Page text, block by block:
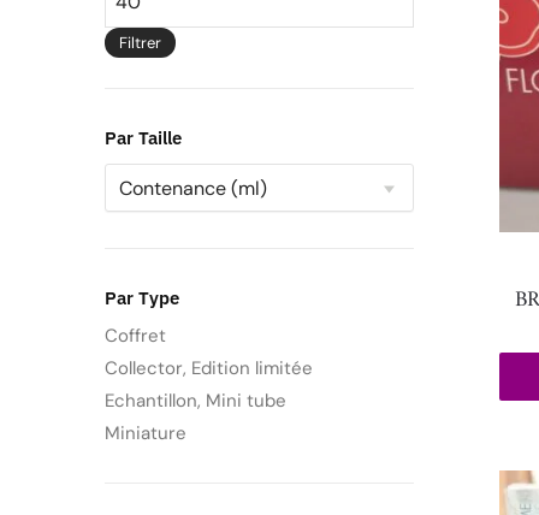
Filtrer
Par Taille
Par Type
Coffret
Collector, Edition limitée
Echantillon, Mini tube
Miniature